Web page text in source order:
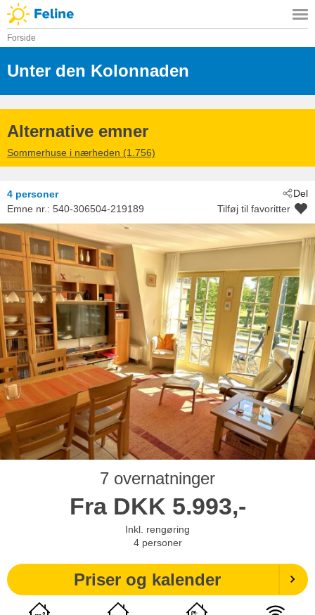
Forside
Unter den Kolonnaden
- 18225
-
Alternative emner
Sommerhuse i nærheden (1.756)
Del
4 personer
Emne nr.: 540-306504-219189 Tilføj til favoritter
7 overnatninger
Fra DKK 5.993,-
Inkl. rengøring
4 personer
Priser og kalender